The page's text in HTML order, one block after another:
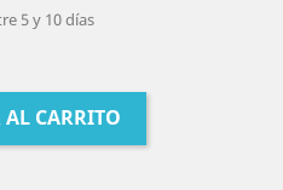
5 y 10 días
CARRITO